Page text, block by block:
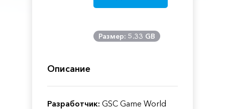
Размер: 5.33 GB
Описание
Разработчик: GSC Game World